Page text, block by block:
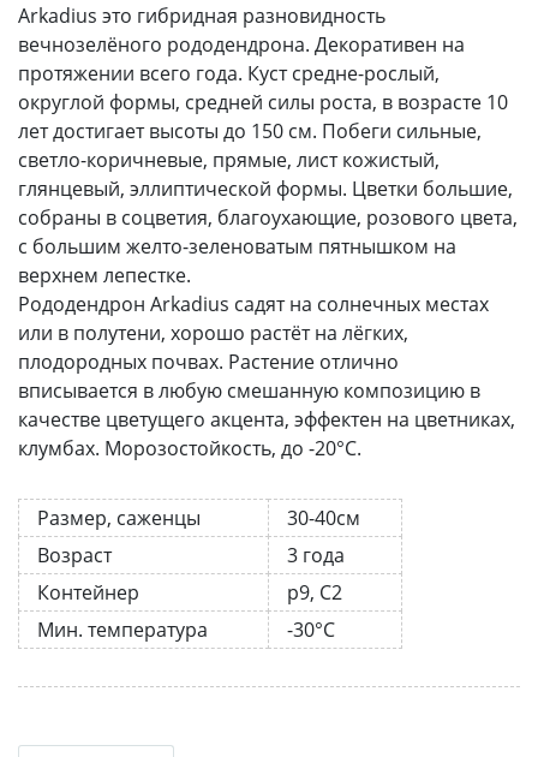
Arkadius это гибридная разновидность
вечнозелёного рододендрона. Декоративен на
протяжении всего года. Куст средне-рослый,
округлой формы, средней силы роста, в возрасте 10
лет достигает высоты до 150 см. Побеги сильные,
светло-коричневые, прямые, лист кожистый,
глянцевый, эллиптической формы. Цветки большие,
собраны в соцветия, благоухающие, розового цвета,
с большим желто-зеленоватым пятнышком на
верхнем лепестке.
Рододендрон Arkadius садят на солнечных местах
или в полутени, хорошо растёт на лёгких,
плодородных почвах. Растение отлично
вписывается в любую смешанную композицию в
качестве цветущего акцента, эффектен на цветниках,
клумбах. Морозостойкость, до -20°С.
Размер, саженцы
30-40см
Возраст
3 года
Контейнер
р9, С2
Мин. температура
-30°C